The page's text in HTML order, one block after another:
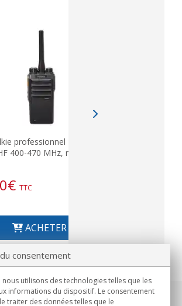
professionnel HYTERA
400-470 MHz, numérique
€ TTC
ACHETER
consentement
utilisons des technologies telles que les
informations du dispositif. Le consentement
traiter des données telles que le